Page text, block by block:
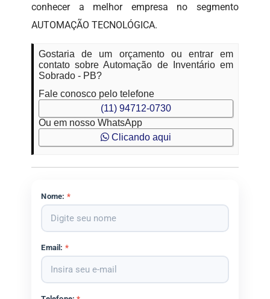
conhecer a melhor empresa no segmento
AUTOMAÇÃO TECNOLÓGICA.
Gostaria de um orçamento ou entrar em
contato sobre Automação de Inventário em
Sobrado - PB?
Fale conosco pelo telefone
(11) 94712-0730
Ou em nosso WhatsApp
Clicando aqui
Nome: *
Email: *